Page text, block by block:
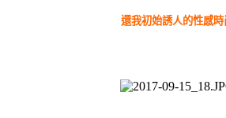
還我初始誘人的性感時